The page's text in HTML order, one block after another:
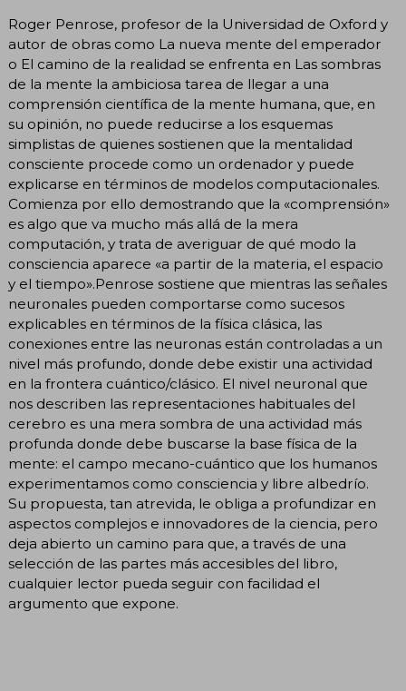
Roger Penrose, profesor de la Universidad de Oxford y
autor de obras como La nueva mente del emperador
o El camino de la realidad se enfrenta en Las sombras
de la mente la ambiciosa tarea de llegar a una
comprensión científica de la mente humana, que, en
su opinión, no puede reducirse a los esquemas
simplistas de quienes sostienen que la mentalidad
consciente procede como un ordenador y puede
explicarse en términos de modelos computacionales.
Comienza por ello demostrando que la «comprensión»
es algo que va mucho más allá de la mera
computación, y trata de averiguar de qué modo la
consciencia aparece «a partir de la materia, el espacio
y el tiempo».Penrose sostiene que mientras las señales
neuronales pueden comportarse como sucesos
explicables en términos de la física clásica, las
conexiones entre las neuronas están controladas a un
nivel más profundo, donde debe existir una actividad
en la frontera cuántico/clásico. El nivel neuronal que
nos describen las representaciones habituales del
cerebro es una mera sombra de una actividad más
profunda donde debe buscarse la base física de la
mente: el campo mecano-cuántico que los humanos
experimentamos como consciencia y libre albedrío.
Su propuesta, tan atrevida, le obliga a profundizar en
aspectos complejos e innovadores de la ciencia, pero
deja abierto un camino para que, a través de una
selección de las partes más accesibles del libro,
cualquier lector pueda seguir con facilidad el
argumento que expone.